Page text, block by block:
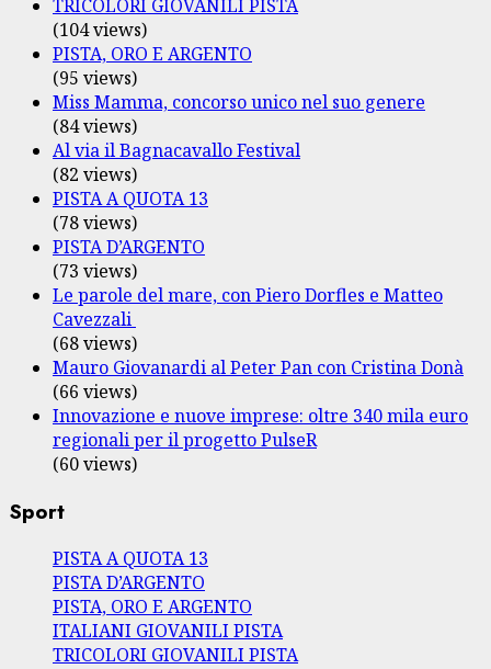
TRICOLORI GIOVANILI PISTA
(104 views)
PISTA, ORO E ARGENTO
(95 views)
Miss Mamma, concorso unico nel suo genere
(84 views)
Al via il Bagnacavallo Festival
(82 views)
PISTA A QUOTA 13
(78 views)
PISTA D’ARGENTO
(73 views)
Le parole del mare, con Piero Dorfles e Matteo
Cavezzali
(68 views)
Mauro Giovanardi al Peter Pan con Cristina Donà
(66 views)
Innovazione e nuove imprese: oltre 340 mila euro
regionali per il progetto PulseR
(60 views)
Sport
PISTA A QUOTA 13
PISTA D’ARGENTO
PISTA, ORO E ARGENTO
ITALIANI GIOVANILI PISTA
TRICOLORI GIOVANILI PISTA